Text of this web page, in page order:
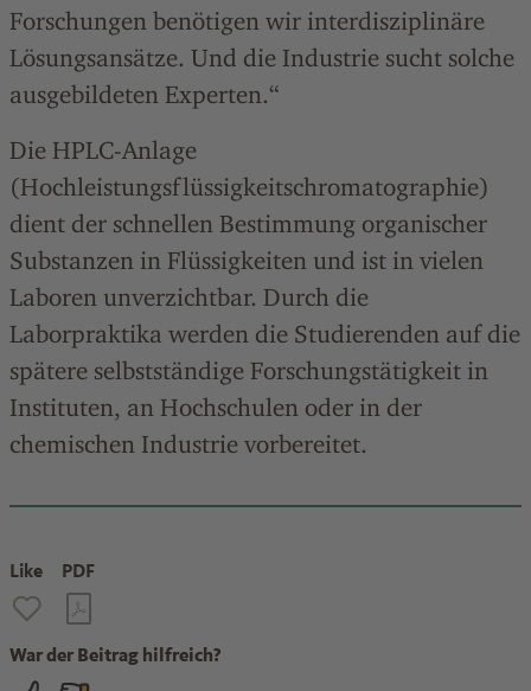
Forschungen benötigen wir interdisziplinäre
Lösungsansätze. Und die Industrie sucht solche
ausgebildeten Experten.“
Die HPLC-Anlage
(Hochleistungsflüssigkeitschromatographie)
dient der schnellen Bestimmung organischer
Substanzen in Flüssigkeiten und ist in vielen
Laboren unverzichtbar. Durch die
Laborpraktika werden die Studierenden auf die
spätere selbstständige Forschungstätigkeit in
Instituten, an Hochschulen oder in der
chemischen Industrie vorbereitet.
Like PDF
War der Beitrag hilfreich?